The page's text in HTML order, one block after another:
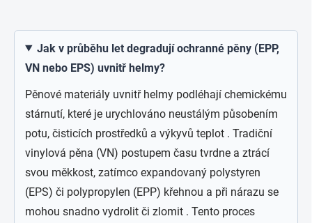
Jak v průběhu let degradují ochranné pěny (EPP,
VN nebo EPS) uvnitř helmy?
Pěnové materiály uvnitř helmy podléhají chemickému
stárnutí, které je urychlováno neustálým působením
potu, čisticích prostředků a výkyvů teplot . Tradiční
vinylová pěna (VN) postupem času tvrdne a ztrácí
svou měkkost, zatímco expandovaný polystyren
(EPS) či polypropylen (EPP) křehnou a při nárazu se
mohou snadno vydrolit či zlomit . Tento proces